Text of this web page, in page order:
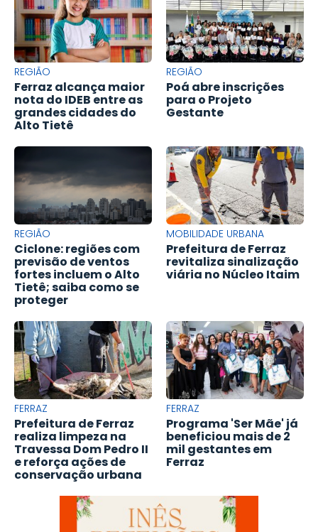
REGIÃO
Ferraz alcança maior
nota do IDEB entre as
grandes cidades do
Alto Tietê
REGIÃO
Poá abre inscrições
para o Projeto
Gestante
REGIÃO
Ciclone: regiões com
previsão de ventos
fortes incluem o Alto
Tietê; saiba como se
proteger
MOBILIDADE URBANA
Prefeitura de Ferraz
revitaliza sinalização
viária no Núcleo Itaim
FERRAZ
Prefeitura de Ferraz
realiza limpeza na
Travessa Dom Pedro II
e reforça ações de
conservação urbana
FERRAZ
Programa 'Ser Mãe' já
beneficiou mais de 2
mil gestantes em
Ferraz